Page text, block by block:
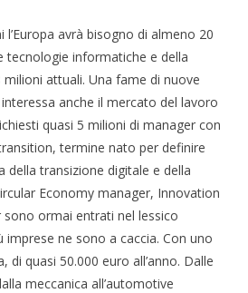
l’Europa avrà bisogno di almeno 20
tecnologie informatiche e della
attuali. Una fame di nuove
anche il mercato del lavoro
quasi 5 milioni di manager con
termine nato per definire
della transizione digitale e della
Economy manager, Innovation
sono ormai entrati nel lessico
ne sono a caccia. Con uno
di quasi 50.000 euro all’anno. Dalle
meccanica all’automotive